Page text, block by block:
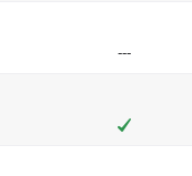
---